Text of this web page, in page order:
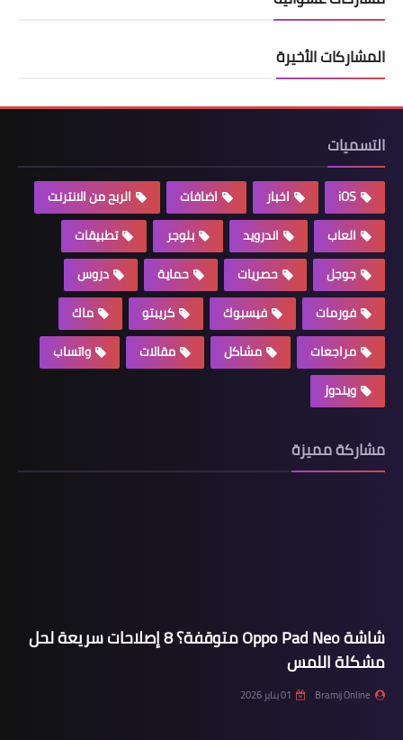
المشاركات الأخيرة
التسميات
iOS اخبار اضافات
الربح من الانترنت
العاب
اندرويد بلوجر
تطبيقات
جوجل
حصريات حماية
دروس
فورمات
فيسبوك كريبتو
ماك
مراجعات
مشاكل مقالات
واتساب
ويندوز
مشاركة مميزة
شاشة Oppo Pad Neo متوقفة؟ 8 إصلاحات سريعة لحل
مشكلة اللمس
Bramij Online 01 يناير 2026